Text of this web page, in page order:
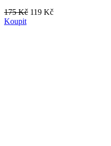
175 Kč 119 Kč
Koupit